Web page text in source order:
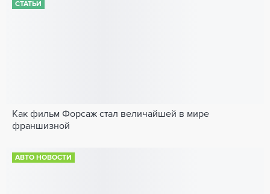
СТАТЬИ
Как фильм Форсаж стал величайшей в мире
франшизной
АВТО НОВОСТИ